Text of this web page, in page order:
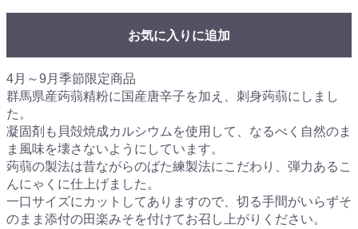
お気に入りに追加
4月～9月季節限定商品
群馬県産蒟蒻精粉に国産唐辛子を加え、刺身蒟蒻にしまし
た。
凝固剤も貝殻焼成カルシウムを使用して、なるべく自然のま
ま風味を壊さないようにしています。
蒟蒻の製法は昔ながらのばた練製法にこだわり、弾力あるこ
んにゃくに仕上げました。
一口サイズにカットしてありますので、切る手間がいらずそ
のまま添付の田楽みそを付けてお召し上がりください。